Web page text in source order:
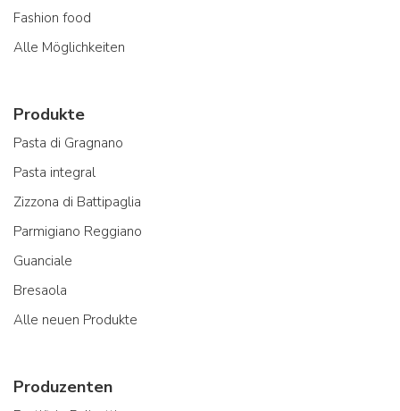
Fashion food
Alle Möglichkeiten
Produkte
Pasta di Gragnano
Pasta integral
Zizzona di Battipaglia
Parmigiano Reggiano
Guanciale
Bresaola
Alle neuen Produkte
Produzenten